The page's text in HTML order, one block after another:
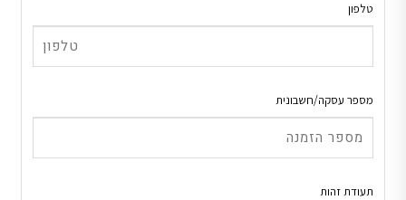
טלפון
מספר עסקה/חשבונית
תעודת זהות